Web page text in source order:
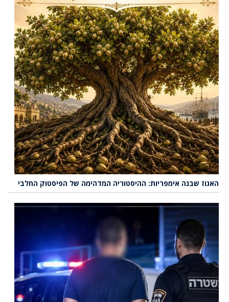
האגוז שבנה אימפריות: ההיסטוריה המדהימה של הפיסטוק החלבי